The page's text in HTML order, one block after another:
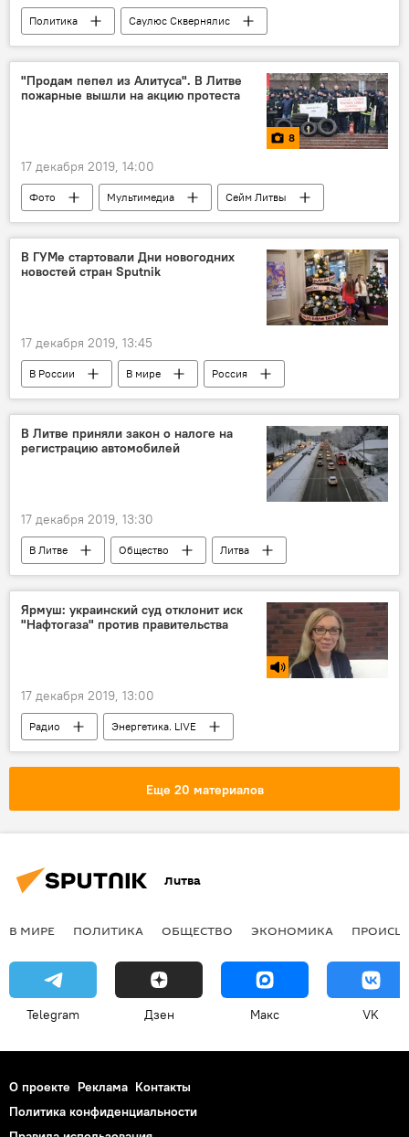
Политика
Саулюс Сквернялис
Правительство Литвы
Рамунас Карбаускис
"Продам пепел из Алитуса". В Литве
пожарные вышли на акцию протеста
8
17 декабря 2019, 14:00
Фото Мультимедиа
Сейм Литвы
бюджет
Национальное объединение профсоюзов должностных лиц (NPPSS)
Пожар на заводе по переработке шин в Алитусе
В ГУМе стартовали Дни новогодних
новостей стран Sputnik
17 декабря 2019, 13:45
В России В мире
Россия
Москва
Sputnik
В Литве приняли закон о налоге на
регистрацию автомобилей
17 декабря 2019, 13:30
В Литве Общество
Литва
автомобили
налог
Ярмуш: украинский суд отклонит иск
"Нафтогаза" против правительства
17 декабря 2019, 13:00
Радио
Энергетика. LIVE
"Нафтогаз Украины"
Украина США
Еще 20 материалов
Литва
В МИРЕ ПОЛИТИКА ОБЩЕСТВО ЭКОНОМИКА
Telegram Дзен Макс VK
О проекте Реклама Контакты
Политика конфиденциальности